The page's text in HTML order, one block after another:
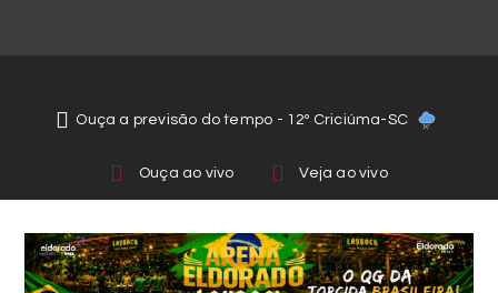
Ouça a previsão do tempo - 12º Criciúma-SC
Ouça ao vivo Veja ao vivo